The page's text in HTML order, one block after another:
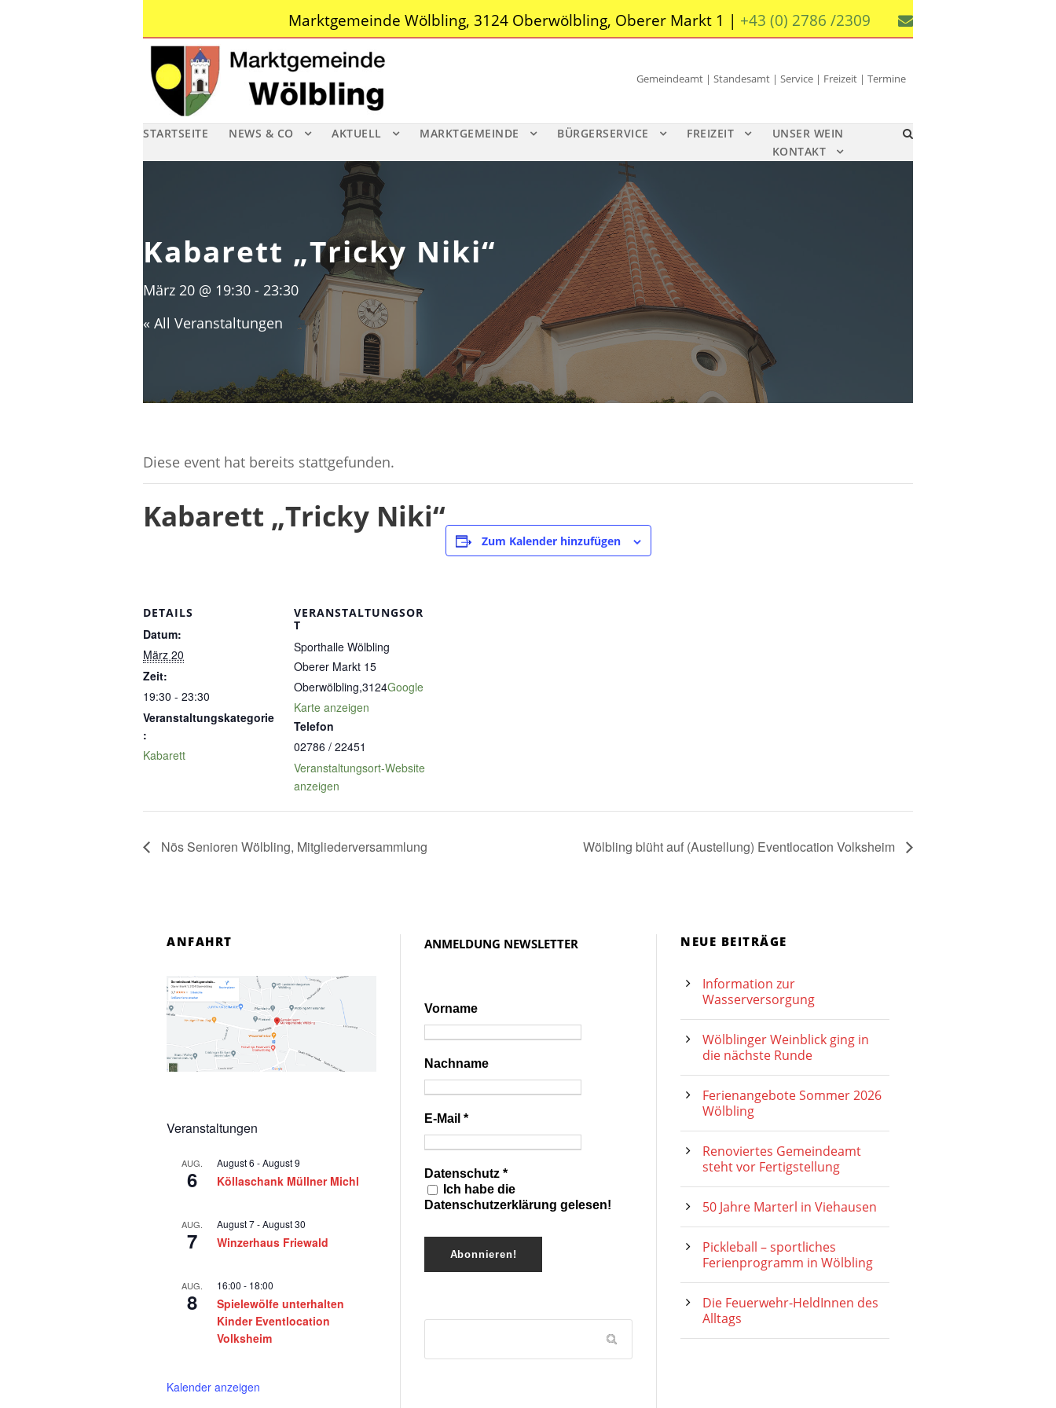
Marktgemeinde Wölbling, 3124 Oberwölbling, Oberer Markt 1 | +43 (0) 2786 /2309
Gemeindeamt | Standesamt | Service | Freizeit | Termine
STARTSEITE NEWS & CO AKTUELL MARKTGEMEINDE BÜRGERSERVICE FREIZEIT
UNSER WEIN
KONTAKT
Kabarett „Tricky Niki“
März 20 @ 19:30 - 23:30
« All Veranstaltungen
Diese event hat bereits stattgefunden.
Kabarett „Tricky Niki“
Zum Kalender hinzufügen
DETAILS
Datum:
März 20
Zeit:
19:30 - 23:30
Veranstaltungskategorie
:
Kabarett
VERANSTALTUNGSOR
T
Sporthalle Wölbling
Oberer Markt 15
Oberwölbling,3124Google
Karte anzeigen
Telefon
02786 / 22451
Veranstaltungsort-Website
anzeigen
Nös Senioren Wölbling, Mitgliederversammlung Wölbling blüht auf (Austellung) Eventlocation Volksheim
ANFAHRT
Veranstaltungen
AUG.
6
August 6 -August 9
Köllaschank Müllner Michl
AUG.
7
August 7-August 30
Winzerhaus Friewald
AUG.
8
16:00 - 18:00
Spielewölfe unterhalten
Kinder Eventlocation
Volksheim
Kalender anzeigen
ANMELDUNG NEWSLETTER
Vorname
Nachname
E-Mail *
Datenschutz *
Ich habe die
Datenschutzerklärung gelesen!
NEUE BEITRÄGE
Information zur
Wasserversorgung
Wölblinger Weinblick ging in
die nächste Runde
Ferienangebote Sommer 2026
Wölbling
Renoviertes Gemeindeamt
steht vor Fertigstellung
50 Jahre Marterl in Viehausen
Pickleball – sportliches
Ferienprogramm in Wölbling
Die Feuerwehr-HeldInnen des
Alltags